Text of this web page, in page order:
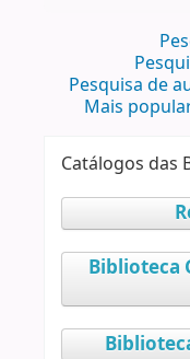
Pesquisa de
Mais
Catálogos das
Biblioteca